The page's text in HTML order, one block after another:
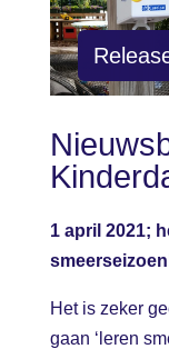
1 april 2021;
Het is zeker
gaan ‘leren